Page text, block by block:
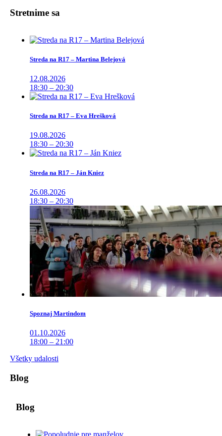
Stretnime sa
Streda na R17 – Martina Belejová
12.08.2026
18:30 – 20:30
Streda na R17 – Eva Hrešková
19.08.2026
18:30 – 20:30
Streda na R17 – Ján Kniez
26.08.2026
18:30 – 20:30
Spoznaj Martindom
01.10.2026
18:00 – 21:00
Všetky udalosti
Blog
Blog